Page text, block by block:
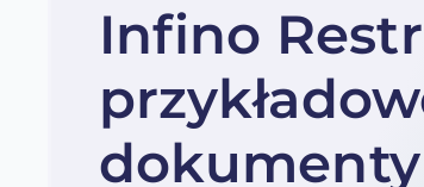
Infino
dokumenty